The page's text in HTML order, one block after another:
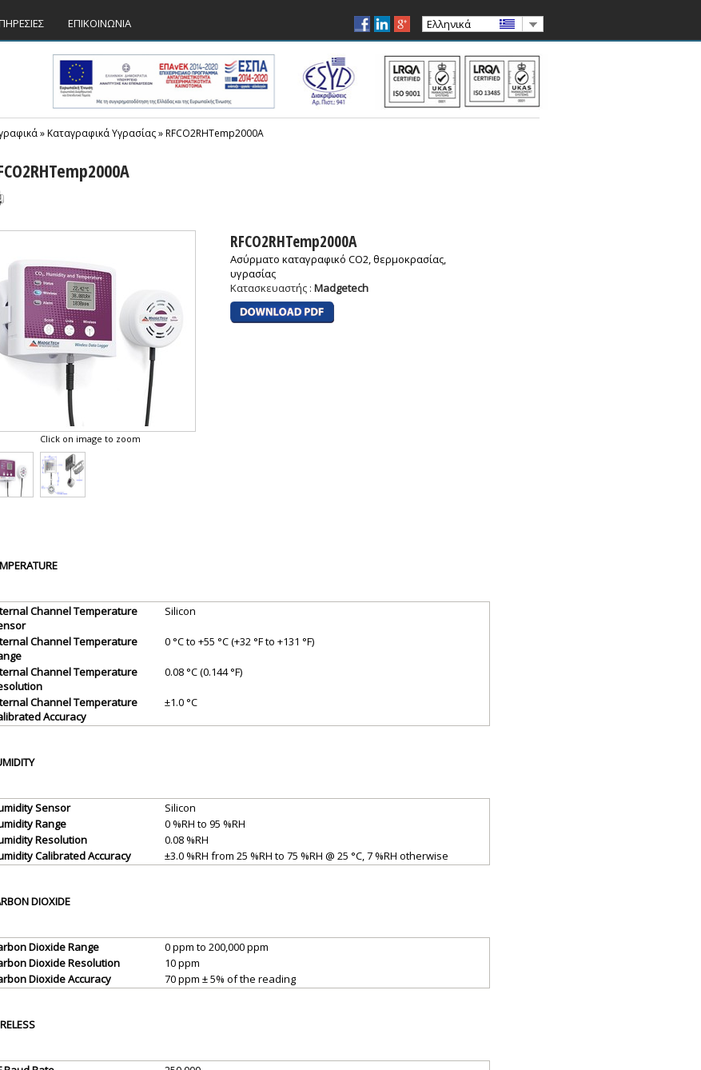
ΕΠΙΚΟΙΝΩΝΙΑ Ελληνικά
»Καταγραφικά Υγρασίας»RFCO2RHTemp2000A
Click on image to zoom
RFCO2RHTemp2000A
Ασύρματο καταγραφικό CO2, θερμοκρασίας,
υγρασίας
Κατασκευαστής : Madgetech
Channel Temperature
Silicon
Channel Temperature
0 °C to +55 °C (+32 °F to +131 °F)
Channel Temperature
0.08 °C (0.144 °F)
Channel Temperature
Accuracy
±1.0 °C
Sensor
Silicon
Range
0 %RH to 95 %RH
Resolution
0.08 %RH
Calibrated Accuracy
±3.0 %RH from 25 %RH to 75 %RH @ 25 °C, 7 %RH otherwise
DIOXIDE
Dioxide Range
0 ppm to 200,000 ppm
Dioxide Resolution
10 ppm
Dioxide Accuracy
70 ppm ± 5% of the reading